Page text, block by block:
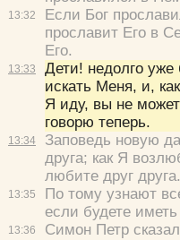
13:32
13:33
13:34
13:35
13:36
Если Бог
прославит Его в
Его.
Дети! недолго
искать Меня, и,
Я иду, вы не
говорю теперь.
Заповедь новую
друга; как Я
любите друг друга.
По тому узнают
если будете
Симон Петр